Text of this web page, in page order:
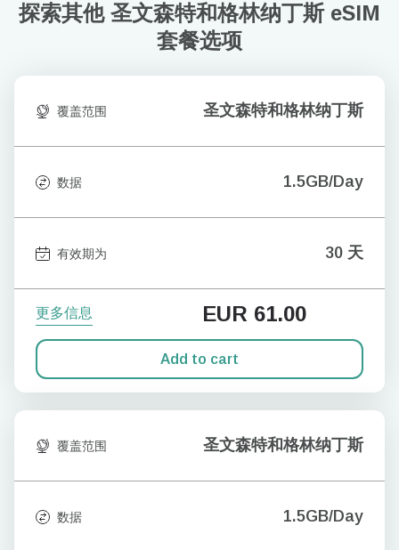
探索其他 圣文森特和格林纳丁斯 eSIM
套餐选项
覆盖范围 圣文森特和格林纳丁斯
数据 1.5GB/Day
有效期为 30 天
更多信息 EUR 61.00
Add to cart
覆盖范围 圣文森特和格林纳丁斯
数据 1.5GB/Day